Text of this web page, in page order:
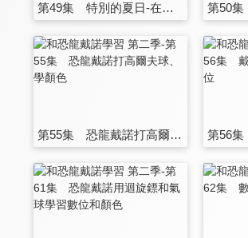
第49集 特別的夏日-在沙灘上學習顏色 第50
第55集 恐龍戴諾打高爾夫球、學顏色